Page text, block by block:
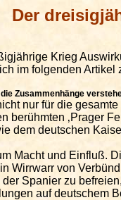
Der
Krieg
im folgenden Artikel
Zusammenhänge
nur für die
berühmten ‚Prager
dem deutschen
Macht und Einfluß.
Wirrwarr von
Spanier zu
auf deutschem